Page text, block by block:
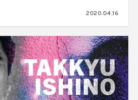
2020.04.16